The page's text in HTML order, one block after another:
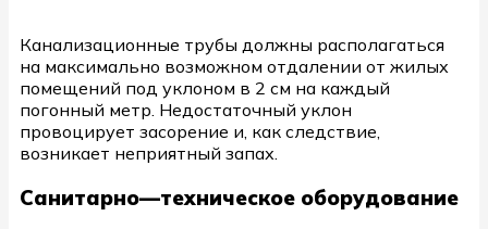
Канализационные трубы должны располагаться
на максимально возможном отдалении от жилых
помещений под уклоном в 2 см на каждый
погонный метр. Недостаточный уклон
провоцирует засорение и, как следствие,
возникает неприятный запах.
Санитарно—техническое оборудование